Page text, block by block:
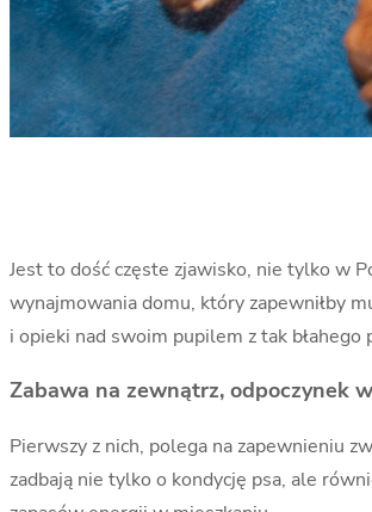
Jest to dość częste zjawisko, nie tylko w
wynajmowania domu, który zapewniłby
i opieki nad swoim pupilem z tak błahego
Zabawa na zewnątrz, odpoczynek
Pierwszy z nich, polega na zapewnieniu
zadbają nie tylko o kondycję psa, ale